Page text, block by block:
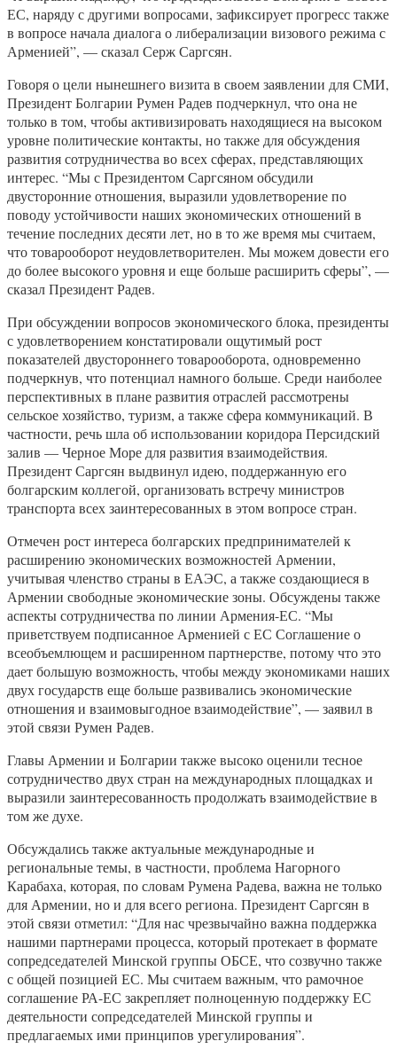
ЕС, наряду с другими вопросами, зафиксирует прогресс также
в вопросе начала диалога о либерализации визового режима с
Арменией”, — сказал Серж Саргсян.
Говоря о цели нынешнего визита в своем заявлении для СМИ,
Президент Болгарии Румен Радев подчеркнул, что она не
только в том, чтобы активизировать находящиеся на высоком
уровне политические контакты, но также для обсуждения
развития сотрудничества во всех сферах, представляющих
интерес. “Мы с Президентом Саргсяном обсудили
двусторонние отношения, выразили удовлетворение по
поводу устойчивости наших экономических отношений в
течение последних десяти лет, но в то же время мы считаем,
что товарооборот неудовлетворителен. Мы можем довести его
до более высокого уровня и еще больше расширить сферы”, —
сказал Президент Радев.
При обсуждении вопросов экономического блока, президенты
с удовлетворением констатировали ощутимый рост
показателей двустороннего товарооборота, одновременно
подчеркнув, что потенциал намного больше. Среди наиболее
перспективных в плане развития отраслей рассмотрены
сельское хозяйство, туризм, а также сфера коммуникаций. В
частности, речь шла об использовании коридора Персидский
залив — Черное Море для развития взаимодействия.
Президент Саргсян выдвинул идею, поддержанную его
болгарским коллегой, организовать встречу министров
транспорта всех заинтересованных в этом вопросе стран.
Отмечен рост интереса болгарских предпринимателей к
расширению экономических возможностей Армении,
учитывая членство страны в ЕАЭС, а также создающиеся в
Армении свободные экономические зоны. Обсуждены также
аспекты сотрудничества по линии Армения-ЕС. “Мы
приветствуем подписанное Арменией с ЕС Соглашение о
всеобъемлющем и расширенном партнерстве, потому что это
дает большую возможность, чтобы между экономиками наших
двух государств еще больше развивались экономические
отношения и взаимовыгодное взаимодействие”, — заявил в
этой связи Румен Радев.
Главы Армении и Болгарии также высоко оценили тесное
сотрудничество двух стран на международных площадках и
выразили заинтересованность продолжать взаимодействие в
том же духе.
Обсуждались также актуальные международные и
региональные темы, в частности, проблема Нагорного
Карабаха, которая, по словам Румена Радева, важна не только
для Армении, но и для всего региона. Президент Саргсян в
этой связи отметил: “Для нас чрезвычайно важна поддержка
нашими партнерами процесса, который протекает в формате
сопредседателей Минской группы ОБСЕ, что созвучно также
с общей позицией ЕС. Мы считаем важным, что рамочное
соглашение РА-ЕС закрепляет полноценную поддержку ЕС
деятельности сопредседателей Минской группы и
предлагаемых ими принципов урегулирования”.